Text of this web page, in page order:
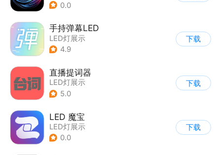
0.0
手持弹幕LED
LED灯展示
4.9
下载
直播提词器
LED灯展示
5.0
下载
LED 魔宝
LED灯展示
0.0
下载